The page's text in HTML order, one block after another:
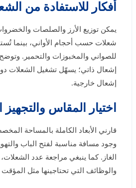
أفكار للاستفادة من
شعلات حسب أحجام الأواني، بينما
للصواني والمخبوزات والتحمير.
إشعال ذاتي؛ يسهّل تشغيل الشعلات
إشعال خارجية.
اختيار المقاس
قارني الأبعاد الكاملة بالمساحة
وجود مسافة مناسبة لفتح الباب
الغاز. كما ينبغي مراجعة عدد
والوظائف التي تحتاجينها مثل المؤقت